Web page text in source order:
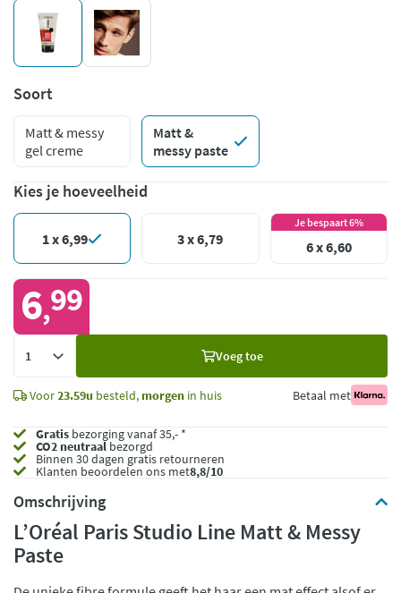
Soort
Matt & messy
gel creme
Matt &
messy paste
Kies je hoeveelheid
1 x 6,99 3 x 6,79
Je bespaart 6%
6 x 6,60
6,99
Voeg toe
Voor23.59u besteld, morgen in huis Betaal met
Gratis bezorging vanaf 35,- *
CO2 neutraalbezorgd
Binnen 30 dagen gratis retourneren
Klanten beoordelen ons met8,8/10
Omschrijving
L’Oréal Paris Studio Line Matt & Messy
Paste